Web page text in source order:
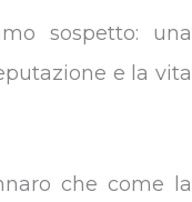
sospetto: una
e la vita
che come la